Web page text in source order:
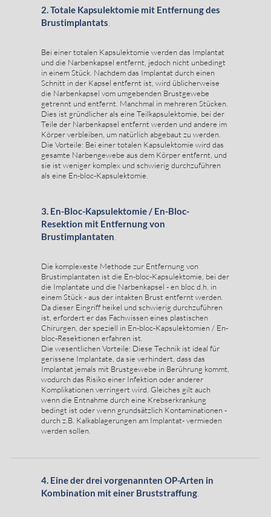
2. Totale Kapsulektomie mit Entfernung des
Brustimplantats
Bei einer totalen Kapsulektomie werden das Implantat
und die Narbenkapsel entfernt, jedoch nicht unbedingt
in einem Stück. Nachdem das Implantat durch einen
Schnitt in der Kapsel entfernt ist, wird üblicherweise
die Narbenkapsel vom umgebenden Brustgewebe
getrennt und entfernt. Manchmal in mehreren Stücken.
Dies ist gründlicher als eine Teilkapsulektomie, bei der
Teile der Narbenkapsel entfernt werden und andere im
Körper verbleiben, um natürlich abgebaut zu werden.
Die Vorteile: Bei einer totalen Kapsulektomie wird das
gesamte Narbengewebe aus dem Körper entfernt, und
sie ist weniger komplex und schwierig durchzuführen
als eine En-bloc-Kapsulektomie.
3. En-Bloc-Kapsulektomie / En-Bloc-
Resektion mit Entfernung von
Brustimplantaten
Die komplexeste Methode zur Entfernung von
Brustimplantaten ist die En-bloc-Kapsulektomie, bei der
die Implantate und die Narbenkapsel - en bloc d.h. in
einem Stück - aus der intakten Brust entfernt werden.
Da dieser Eingriff heikel und schwierig durchzuführen
ist, erfordert er das Fachwissen eines plastischen
Chirurgen, der speziell in En-bloc-Kapsulektomien / En-
bloc-Resektionen erfahren ist.
Die wesentlichen Vorteile: Diese Technik ist ideal für
gerissene Implantate, da sie verhindert, dass das
Implantat jemals mit Brustgewebe in Berührung kommt,
wodurch das Risiko einer Infektion oder anderer
Komplikationen verringert wird. Gleiches gilt auch
wenn die Entnahme durch eine Krebserkrankung
bedingt ist oder wenn grundsätzlich Kontaminationen -
durch z.B. Kalkablagerungen am Implantat- vermieden
werden sollen.
4. Eine der drei vorgenannten OP-Arten in
Kombination mit einer Bruststraffung